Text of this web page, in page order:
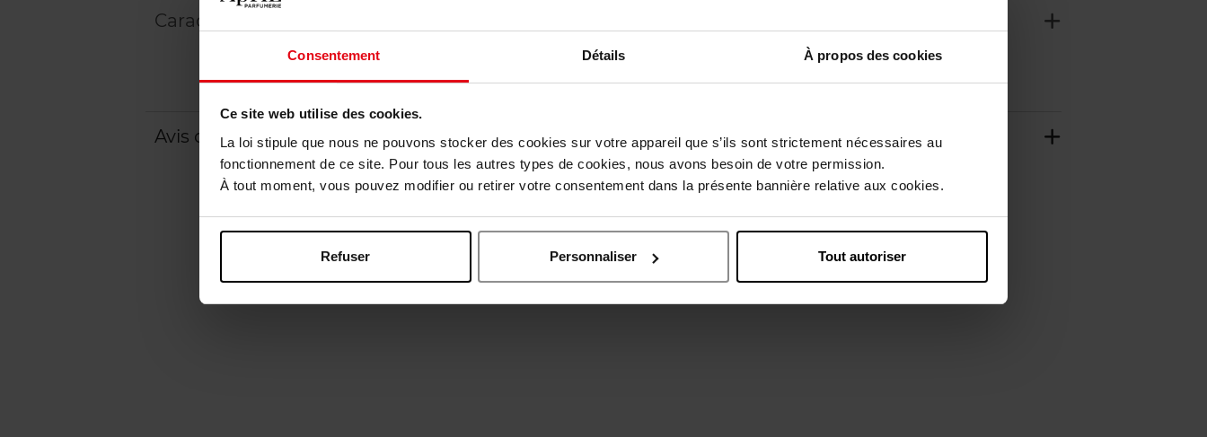
Consentement Détails À propos des cookies
Ce site web utilise des cookies.
La loi stipule que nous ne pouvons stocker des cookies sur votre appareil que s’ils sont strictement nécessaires au
fonctionnement de ce site. Pour tous les autres types de cookies, nous avons besoin de votre permission.
À tout moment, vous pouvez modifier ou retirer votre consentement dans la présente bannière relative aux cookies.
Refuser Personnaliser Tout autoriser
Caractéristiques
Avis client Politique relative aux avis des clients
Oublié quelque chose ?